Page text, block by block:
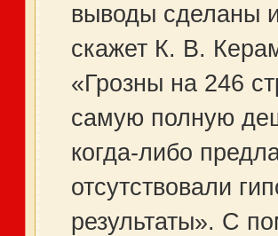
выводы сделаны
скажет К. В.
«Грозны на 246
самую полную
когда‑либо
отсутствовали
результаты». С